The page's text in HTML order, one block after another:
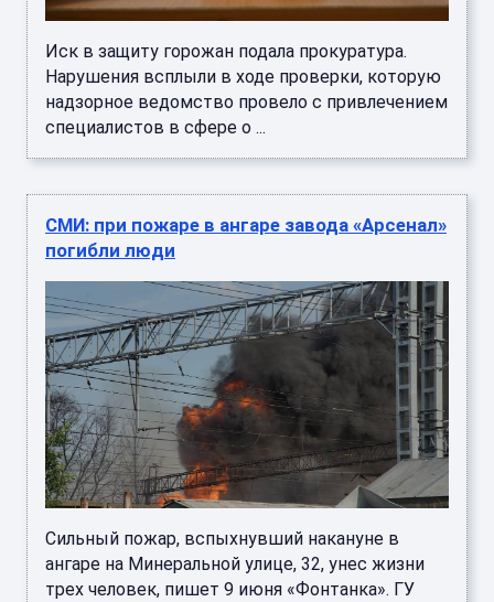
Иск в защиту горожан подала прокуратура.
Нарушения всплыли в ходе проверки, которую
надзорное ведомство провело с привлечением
специалистов в сфере о ...
СМИ: при пожаре в ангаре завода «Арсенал»
погибли люди
Сильный пожар, вспыхнувший накануне в
ангаре на Минеральной улице, 32, унес жизни
трех человек, пишет 9 июня «Фонтанка». ГУ